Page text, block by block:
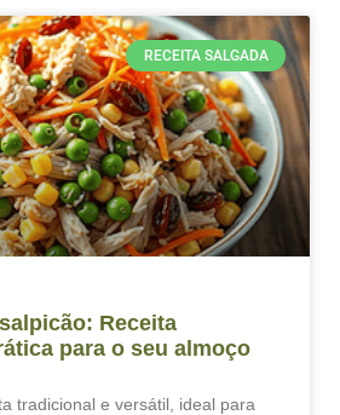
RECEITA SALGADA
Receita
para o seu almoço
tradicional e versátil, ideal para